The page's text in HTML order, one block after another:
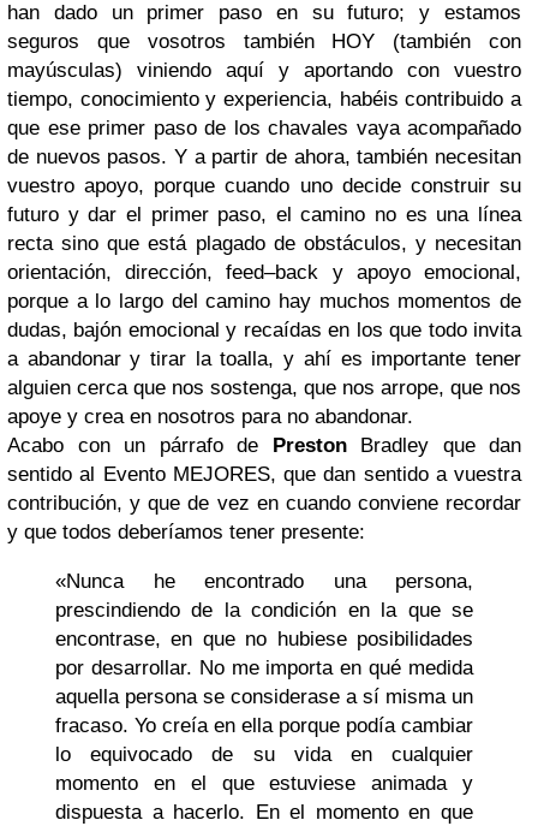
han dado un primer paso en su futuro; y estamos
seguros que vosotros también HOY (también con
mayúsculas) viniendo aquí y aportando con vuestro
tiempo, conocimiento y experiencia, habéis contribuido a
que ese primer paso de los chavales vaya acompañado
de nuevos pasos. Y a partir de ahora, también necesitan
vuestro apoyo, porque cuando uno decide construir su
futuro y dar el primer paso, el camino no es una línea
recta sino que está plagado de obstáculos, y necesitan
orientación, dirección, feed–back y apoyo emocional,
porque a lo largo del camino hay muchos momentos de
dudas, bajón emocional y recaídas en los que todo invita
a abandonar y tirar la toalla, y ahí es importante tener
alguien cerca que nos sostenga, que nos arrope, que nos
apoye y crea en nosotros para no abandonar.
Acabo con un párrafo de
PrestonBradley que dan
sentido al Evento MEJORES, que dan sentido a vuestra
contribución, y que de vez en cuando conviene recordar
y que todos deberíamos tener presente:
«Nunca he encontrado una persona,
prescindiendo de la condición en la que se
encontrase, en que no hubiese posibilidades
por desarrollar. No me importa en qué medida
aquella persona se considerase a sí misma un
fracaso. Yo creía en ella porque podía cambiar
lo equivocado de su vida en cualquier
momento en el que estuviese animada y
dispuesta a hacerlo. En el momento en que